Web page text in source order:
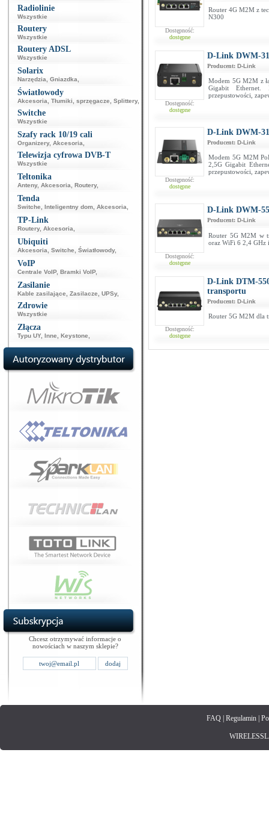
Radiolinie
Wszystkie
Routery
Wszystkie
Routery ADSL
Wszystkie
Solarix
Narzędzia Gniazdka
Światłowody
Akcesoria Tłumiki, sprzęgacze Splittery,
Switche
Wszystkie
Szafy rack 10/19 cali
Organizery, Akcesoria
Telewizja cyfrowa DVB-T
Wszystkie
Teltonika
Anteny, Akcesoria Routery,
Tenda
Switche Inteligentny dom Akcesoria
TP-Link
Routery, Akcesoria
Ubiquiti
Akcesoria Switche Światłowody,
VoIP
Centrale VoIP, Bramki VoIP,
Zasilanie
Kable zasilające Zasilacze UPSy,
Zdrowie
Wszystkie
Złącza
Typu UY, Inne Keystone
Chcesz otrzymywać informacje o
nowościach w naszym sklepie?
Dostępność:
dostępne
Router 4G M2M z
N300
Dostępność:
dostępne
D-Link DWM-
Producent: D-Link
Modem 5G M2M z
Gigabit Ethernet.
przepustowości,
Dostępność:
dostępne
D-Link DWM-
Producent: D-Link
Modem 5G M2M
2,5G Gigabit
przepustowości,
Dostępność:
dostępne
D-Link DWM-
Producent: D-Link
Router 5G M2M w
oraz WiFi 6 2,4 GHz
Dostępność:
dostępne
D-Link DTM-
transportu
Producent: D-Link
Router 5G M2M dla
FAQ| Regulamin|